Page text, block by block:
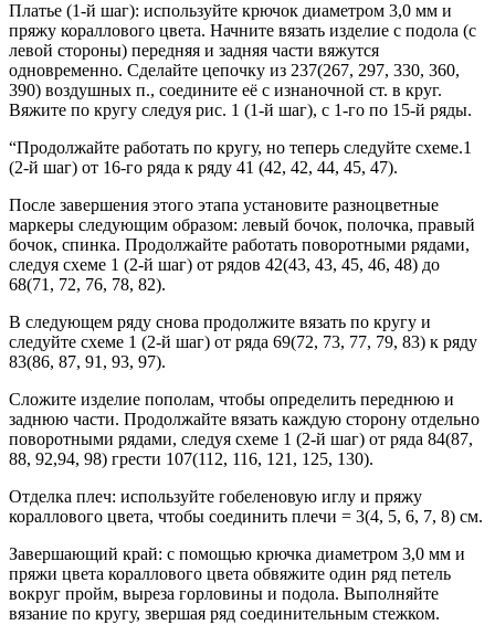
Платье (1-й шаг): используйте крючок диаметром 3,0 мм и
пряжу кораллового цвета. Начните вязать изделие с подола (с
левой стороны) передняя и задняя части вяжутся
одновременно. Сделайте цепочку из 237(267, 297, 330, 360,
390) воздушных п., соедините её с изнаночной ст. в круг.
Вяжите по кругу следуя рис. 1 (1-й шаг), с 1-го по 15-й ряды.
“Продолжайте работать по кругу, но теперь следуйте схеме.1
(2-й шаг) от 16-го ряда к ряду 41 (42, 42, 44, 45, 47).
После завершения этого этапа установите разноцветные
маркеры следующим образом: левый бочок, полочка, правый
бочок, спинка. Продолжайте работать поворотными рядами,
следуя схеме 1 (2-й шаг) от рядов 42(43, 43, 45, 46, 48) до
68(71, 72, 76, 78, 82).
В следующем ряду снова продолжите вязать по кругу и
следуйте схеме 1 (2-й шаг) от ряда 69(72, 73, 77, 79, 83) к ряду
83(86, 87, 91, 93, 97).
Сложите изделие пополам, чтобы определить переднюю и
заднюю части. Продолжайте вязать каждую сторону отдельно
поворотными рядами, следуя схеме 1 (2-й шаг) от ряда 84(87,
88, 92,94, 98) грести 107(112, 116, 121, 125, 130).
Отделка плеч: используйте гобеленовую иглу и пряжу
кораллового цвета, чтобы соединить плечи = 3(4, 5, 6, 7, 8) см.
Завершающий край: с помощью крючка диаметром 3,0 мм и
пряжи цвета кораллового цвета обвяжите один ряд петель
вокруг пройм, выреза горловины и подола. Выполняйте
вязание по кругу, звершая ряд соединительным стежком.